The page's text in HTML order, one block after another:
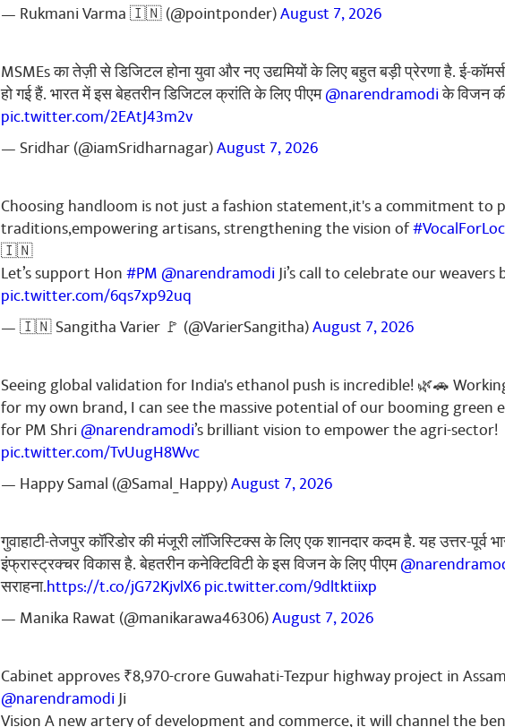
— Rukmani Varma 🇮🇳 (@pointponder)August 7, 2026
MSMEs का तेज़ी से डिजिटल होना युवा और नए उद्यमियों के लिए बहुत बड़ी प्रेरणा है. ई-
हो गई हैं. भारत में इस बेहतरीन डिजिटल क्रांति के लिए पीएम@narendramodiके विजन
pic.twitter.com/2EAtJ43m2v
— Sridhar (@iamSridharnagar)August 7, 2026
Choosing handloom is not just a fashion statement,it's a commitment to
traditions,empowering artisans, strengthening the vision of
🇮🇳
Let’s support Hon#PM @narendramodiJi’s call to celebrate our
pic.twitter.com/6qs7xp92uq
— 🇮🇳 Sangitha Varier 🚩 (@VarierSangitha)August 7, 2026
Seeing global validation for India's ethanol push is incredible! 🌿🚗
for my own brand, I can see the massive potential of our booming green
for PM Shri@narendramodi’s brilliant vision to empower the agri-sector!
pic.twitter.com/TvUugH8Wvc
— Happy Samal (@Samal_Happy)August 7, 2026
गुवाहाटी-तेजपुर कॉरिडोर की मंजूरी लॉजिस्टिक्स के लिए एक शानदार कदम है. यह उत्तर-पूर्व
इंफ्रास्ट्रक्चर विकास है. बेहतरीन कनेक्टिविटी के इस विजन के लिए पीएम
सराहना.https://t.co/jG72KjvlX6pic.twitter.com/9dltktiixp
— Manika Rawat (@manikarawa46306)August 7, 2026
Cabinet approves ₹8,970-crore Guwahati-Tezpur highway project in
@narendramodiJi
Vision A new artery of development and commerce, it will channel the